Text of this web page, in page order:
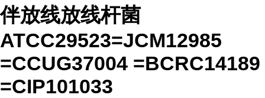
伴放线放线杆菌
ATCC29523=JCM12985
=CCUG37004 =BCRC14189
=CIP101033